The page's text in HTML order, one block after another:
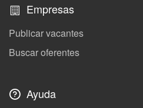
Empresas
Publicar vacantes
Buscar oferentes
Ayuda